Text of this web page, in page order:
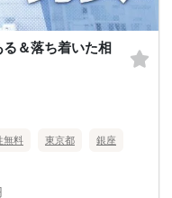
＆落ち着いた相
無料 東京都 銀座